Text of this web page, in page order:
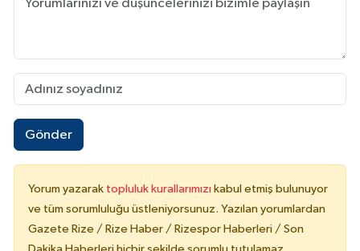
Gönder
Yorum yazarak topluluk kurallarımızı kabul etmiş bulunuyor
ve tüm sorumluluğu üstleniyorsunuz. Yazılan yorumlardan
Gazete Rize / Rize Haber / Rizespor Haberleri / Son